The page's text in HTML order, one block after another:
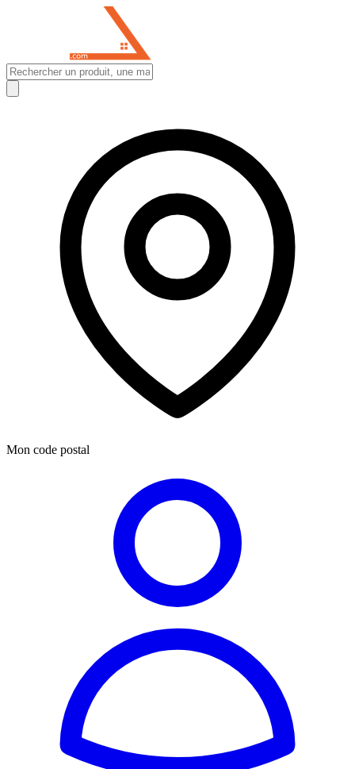
Mon code postal